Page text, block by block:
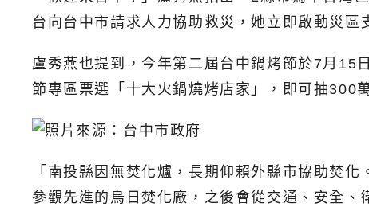
台向台中市請求人力協助救災，她立即啟動災
盧秀燕也提到，今年第二屆台中鍋烤節於7月15
節專區票選「十大火鍋燒烤店家」，即可抽300
「南投縣因無焚化爐，長期仰賴外縣市協助焚
參觀先進的烏日焚化廠，之後會從交通、安全